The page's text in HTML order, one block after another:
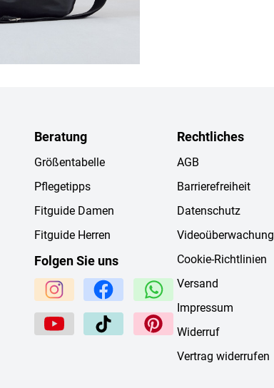
Beratung
Größentabelle
Pflegetipps
Fitguide Damen
Fitguide Herren
Folgen Sie uns
Rechtliches
AGB
Barrierefreiheit
Datenschutz
Videoüberwachung
Cookie-Richtlinien
Versand
Impressum
Widerruf
Vertrag widerrufen